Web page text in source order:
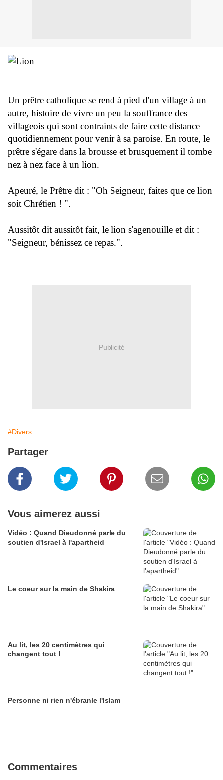
Un prêtre catholique se rend à pied d'un village à un
autre, histoire de vivre un peu la souffrance des
villageois qui sont contraints de faire cette distance
quotidiennement pour venir à sa paroise. En route, le
prêtre s'égare dans la brousse et brusquement il tombe
nez à nez face à un lion.
Apeuré, le Prêtre dit : "Oh Seigneur, faites que ce lion
soit Chrétien ! ".
Aussitôt dit aussitôt fait, le lion s'agenouille et dit :
"Seigneur, bénissez ce repas.".
Publicité
#Divers
Partager
Vous aimerez aussi
Vidéo : Quand Dieudonné parle du
soutien d'Israel à l'apartheid
Le coeur sur la main de Shakira
Au lit, les 20 centimètres qui
changent tout !
Personne ni rien n'ébranle l'Islam
Commentaires